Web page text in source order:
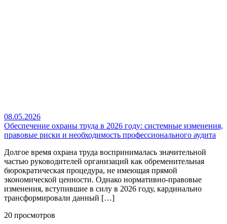
08.05.2026
Обеспечение охраны труда в 2026 году: системные изменения,
правовые риски и необходимость профессионального аудита
Долгое время охрана труда воспринималась значительной
частью руководителей организаций как обременительная
бюрократическая процедура, не имеющая прямой
экономической ценности. Однако нормативно-правовые
изменения, вступившие в силу в 2026 году, кардинально
трансформировали данный […]
20 просмотров